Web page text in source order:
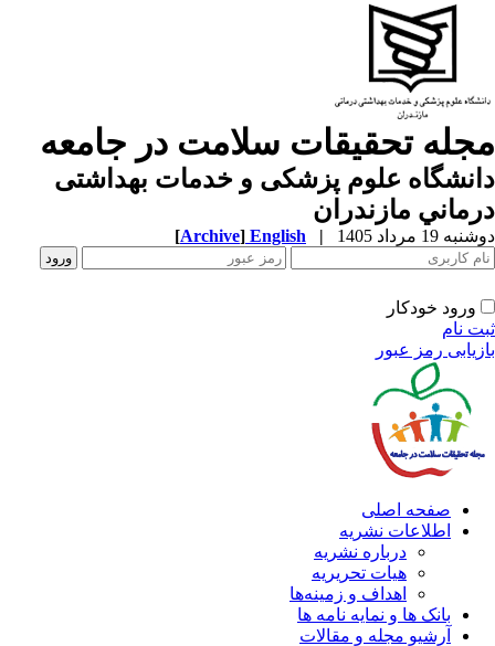
تحقیقات سلامت در جامعه
علوم پزشكی و خدمات بهداشتی
مازندران
19 مرداد 1405 |
English
[Archive]
ورود خودکار
نام
رمز عبور
صفحه اصلی
اطلاعات نشریه
درباره نشریه
هیات تحریریه
اهداف و زمینه‌ها
بانک ها و نمایه نامه ها
آرشیو مجله و مقالات